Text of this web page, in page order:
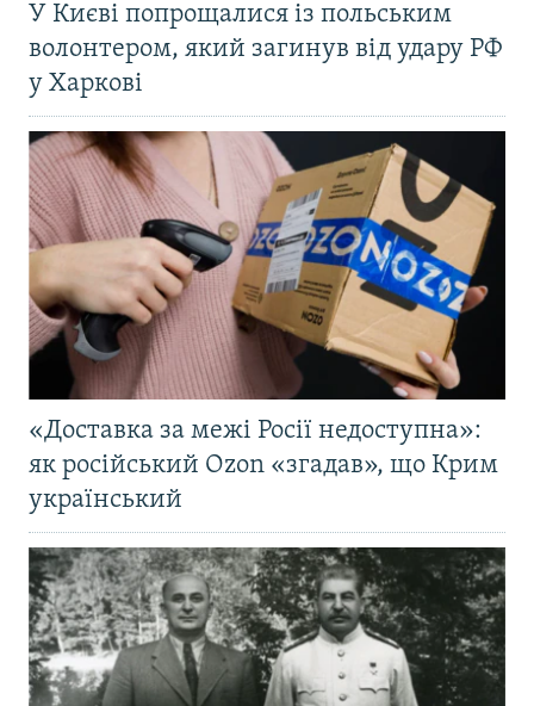
У Києві попрощалися із польським
волонтером, який загинув від удару РФ
у Харкові
«Доставка за межі Росії недоступна»:
як російський Ozon «згадав», що Крим
український